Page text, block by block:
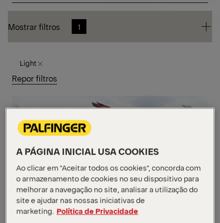
Visão geral Pedir um orçamento
Mostrar filtros
1
Mostrar filtros
1
Mostrar filtros
Light
Repor filtros
PK 5.001 SLD 3
A PÁGINA INICIAL USA COOKIES
Ao clicar em "Aceitar todos os cookies", concorda com
o armazenamento de cookies no seu dispositivo para
melhorar a navegação no site, analisar a utilização do
site e ajudar nas nossas iniciativas de
marketing. Política de Privacidade